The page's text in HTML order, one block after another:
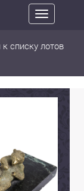
Toggle
navigation
к списку лотов